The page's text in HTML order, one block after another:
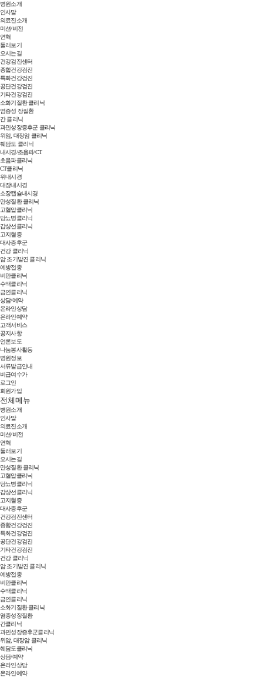
병원소개
인사말
의료진소개
미션/비전
연혁
둘러보기
오시는길
건강검진센터
종합건강검진
특화건강검진
공단건강검진
기타건강검진
소화기질환 클리닉
염증성 장질환
간 클리닉
과민성장증후군 클리닉
위암, 대장암 클리닉
췌담도 클리닉
내시경/초음파/CT
초음파클리닉
CT클리닉
위내시경
대장내시경
소장캡슐내시경
만성질환 클리닉
고혈압클리닉
당뇨병클리닉
갑상선클리닉
고지혈증
대사증후군
건강 클리닉
암 조기발견 클리닉
예방접종
비만클리닉
수액클리닉
금연클리닉
상담/예약
온라인상담
온라인예약
고객서비스
공지사항
언론보도
나눔봉사활동
병원정보
서류발급안내
비급여수가
로그인
회원가입
전체메뉴
병원소개
인사말
의료진소개
미션/비전
연혁
둘러보기
오시는길
만성질환 클리닉
고혈압클리닉
당뇨병클리닉
갑상선클리닉
고지혈증
대사증후군
건강검진센터
종합건강검진
특화건강검진
공단건강검진
기타건강검진
건강 클리닉
암 조기발견 클리닉
예방접종
비만클리닉
수액클리닉
금연클리닉
소화기질환 클리닉
염증성장질환
간클리닉
과민성장증후군클리닉
위암, 대장암 클리닉
췌담도클리닉
상담/예약
온라인상담
온라인예약